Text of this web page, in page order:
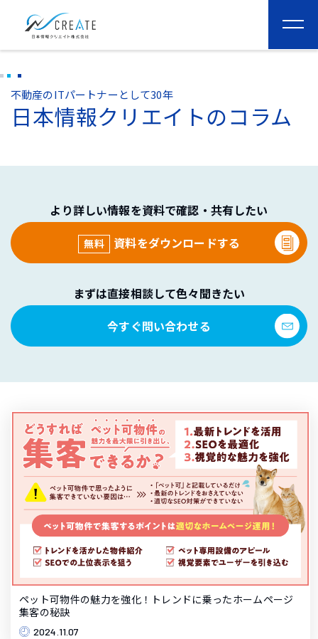
不動産のITパートナーとして30年
日本情報クリエイトのコラム
より詳しい情報を資料で確認・共有したい
無料 資料をダウンロードする
まずは直接相談して色々聞きたい
今すぐ問い合わせる
ペット可物件の魅力を強化！トレンドに乗ったホームページ
集客の秘訣
2024.11.07